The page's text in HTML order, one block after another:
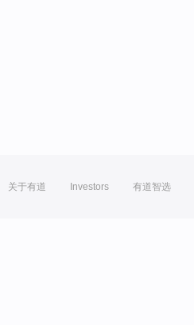
关于有道 Investors 有道智选